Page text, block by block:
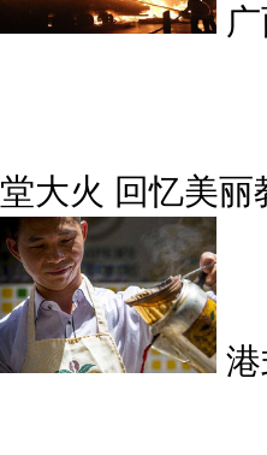
堂大火 回忆美丽